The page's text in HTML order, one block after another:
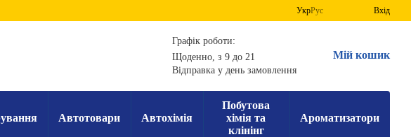
УкрРус Вхід
Графік роботи:
Щоденно, з 9 до 21
Відправка у день замовлення
Мій кошик
Автотовари Автохімія
Побутова
хімія та
клінінг
Ароматизатори